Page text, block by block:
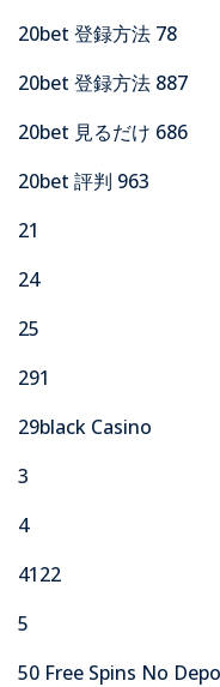
20bet 登録方法 78
20bet 登録方法 887
20bet 見るだけ 686
20bet 評判 963
21
24
25
291
29black Casino
3
4
4122
5
50 Free Spins No